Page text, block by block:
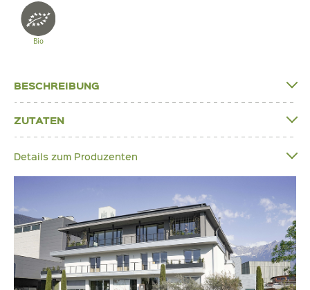
Bio
BESCHREIBUNG
ZUTATEN
Details zum Produzenten